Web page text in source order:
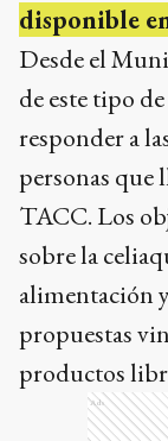
disponible
Desde el
de este tipo
responder a
personas que
TACC. Los
sobre la
alimentación
propuestas
productos
Ads